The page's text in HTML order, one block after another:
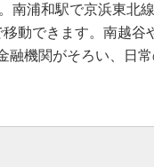
南浦和駅で京浜東北
動できます。南越谷
融機関がそろい、日